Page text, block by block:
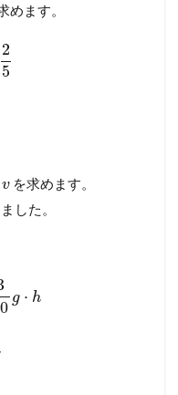
めます。
2
5
v を求めます。
した。
g ⋅ h